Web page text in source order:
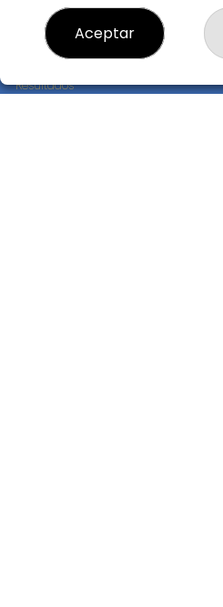
ADMINISTRACIÓN EL PELOTAZO
¿Quiénes somos?
Resultados
Aceptar